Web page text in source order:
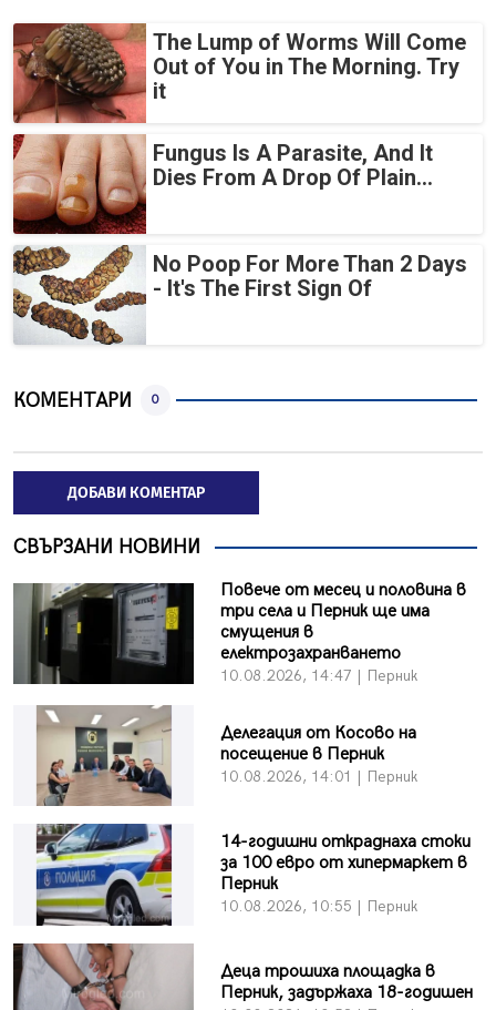
The Lump of Worms Will Come
Out of You in The Morning. Try
it
Fungus Is A Parasite, And It
Dies From A Drop Of Plain...
No Poop For More Than 2 Days
- It's The First Sign Of
КОМЕНТАРИ 0
ДОБАВИ КОМЕНТАР
СВЪРЗАНИ НОВИНИ
Повече от месец и половина в
три села и Перник ще има
смущения в
електрозахранването
10.08.2026, 14:47 | Перник
Делегация от Косово на
посещение в Перник
10.08.2026, 14:01 | Перник
14-годишни откраднаха стоки
за 100 евро от хипермаркет в
Перник
10.08.2026, 10:55 | Перник
Деца трошиха площадка в
Перник, задържаха 18-годишен